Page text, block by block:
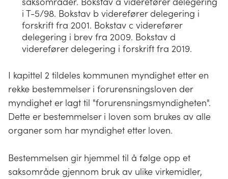
i T-5/98. Bokstav b viderefører delegering i
forskrift fra 2001. Bokstav c viderefører
delegering i brev fra 2009. Bokstav d
viderefører delegering i forskrift fra 2019.
I kapittel 2 tildeles kommunen myndighet etter en
rekke bestemmelser i forurensningsloven der
myndighet er lagt til "forurensningsmyndigheten".
Dette er bestemmelser i loven som brukes av alle
organer som har myndighet etter loven.
Bestemmelsen gir hjemmel til å følge opp et
saksområde gjennom bruk av ulike virkemidler,